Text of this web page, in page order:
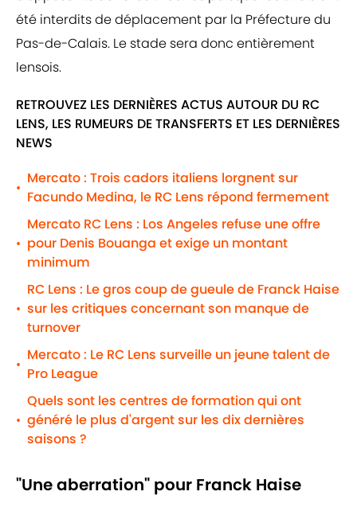
été interdits de déplacement par la Préfecture du
Pas-de-Calais. Le stade sera donc entièrement
lensois.
RETROUVEZ LES DERNIÈRES ACTUS AUTOUR DU RC
LENS, LES RUMEURS DE TRANSFERTS ET LES DERNIÈRES
NEWS
•
Mercato : Trois cadors italiens lorgnent sur
Facundo Medina, le RC Lens répond fermement
•
Mercato RC Lens : Los Angeles refuse une offre
pour Denis Bouanga et exige un montant
minimum
•
RC Lens : Le gros coup de gueule de Franck Haise
sur les critiques concernant son manque de
turnover
•
Mercato : Le RC Lens surveille un jeune talent de
Pro League
•
Quels sont les centres de formation qui ont
généré le plus d'argent sur les dix dernières
saisons ?
"Une aberration" pour Franck Haise